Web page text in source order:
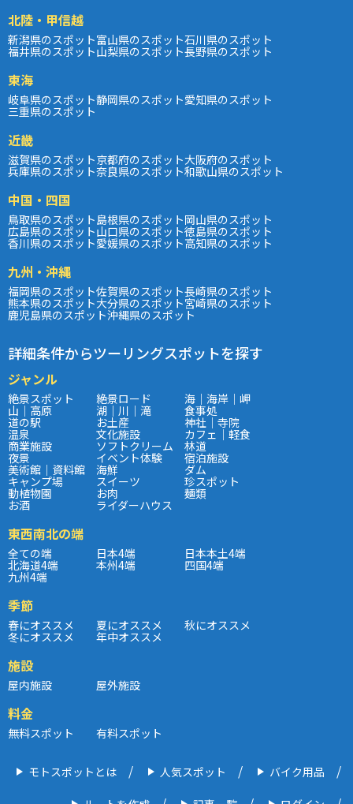
北陸・甲信越
新潟県のスポット富山県のスポット石川県のスポット
福井県のスポット山梨県のスポット長野県のスポット
東海
岐阜県のスポット静岡県のスポット愛知県のスポット
三重県のスポット
近畿
滋賀県のスポット京都府のスポット大阪府のスポット
兵庫県のスポット奈良県のスポット和歌山県のスポット
中国・四国
鳥取県のスポット島根県のスポット岡山県のスポット
広島県のスポット山口県のスポット徳島県のスポット
香川県のスポット愛媛県のスポット高知県のスポット
九州・沖縄
福岡県のスポット佐賀県のスポット長崎県のスポット
熊本県のスポット大分県のスポット宮崎県のスポット
鹿児島県のスポット沖縄県のスポット
詳細条件からツーリングスポットを探す
ジャンル
絶景スポット 絶景ロード 海｜海岸｜岬
山｜高原 湖｜川｜滝 食事処
道の駅 お土産 神社｜寺院
温泉 文化施設 カフェ｜軽食
商業施設 ソフトクリーム 林道
夜景 イベント体験 宿泊施設
美術館｜資料館 海鮮 ダム
キャンプ場 スイーツ 珍スポット
動植物園 お肉 麺類
お酒 ライダーハウス
東西南北の端
全ての端 日本4端 日本本土4端
北海道4端 本州4端 四国4端
九州4端
季節
春にオススメ 夏にオススメ 秋にオススメ
冬にオススメ 年中オススメ
施設
屋内施設 屋外施設
料金
無料スポット 有料スポット
モトスポットとは 人気スポット バイク用品